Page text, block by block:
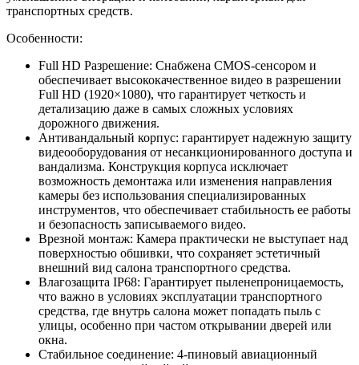
транспортных средств.
Особенности:
Full HD Разрешение: Снабжена CMOS-сенсором и
обеспечивает высококачественное видео в разрешении
Full HD (1920×1080), что гарантирует четкость и
детализацию даже в самых сложных условиях
дорожного движения.
Антивандальный корпус: гарантирует надежную защиту
видеооборудования от несанкционированного доступа и
вандализма. Конструкция корпуса исключает
возможность демонтажа или изменения направления
камеры без использования специализированных
инструментов, что обеспечивает стабильность ее работы
и безопасность записываемого видео.
Врезной монтаж: Камера практически не выступает над
поверхностью обшивки, что сохраняет эстетичный
внешний вид салона транспортного средства.
Влагозащита IP68: Гарантирует пыленепроницаемость,
что важно в условиях эксплуатации транспортного
средства, где внутрь салона может попадать пыль с
улицы, особенно при частом открывании дверей или
окна.
Стабильное соединение: 4-пиновый авиационный